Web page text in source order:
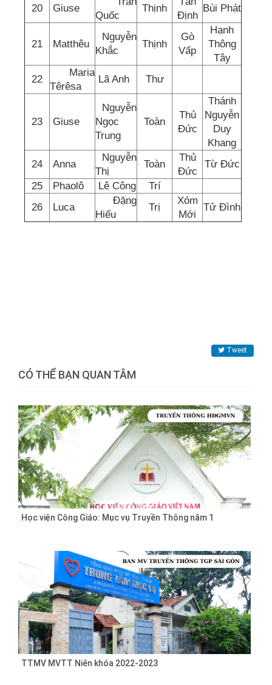
20 Giuse
Quốc
Thịnh
Định
Bùi Phát
21 Matthêu
Nguyễn
Khắc
Thịnh
Gò
Vấp
Hạnh
Thông
Tây
22
Maria
Têrêsa
Lã Anh Thư
23 Giuse
Nguyễn
Ngọc
Trung
Toàn
Thủ
Đức
Thánh
Nguyễn
Duy
Khang
24
Anna
Nguyễn
Thị
Toàn
Thủ
Đức
Từ Đức
25
Phaolô Lê Công
Trí
26
Luca
Đặng
Hiếu
Trị
Xóm
Mới
Tử Đình
Tweet
CÓ THỂ BẠN QUAN TÂM
Học viện Công Giáo: Mục vụ Truyền Thông năm 1
TTMV MVTT Niên khóa 2022-2023